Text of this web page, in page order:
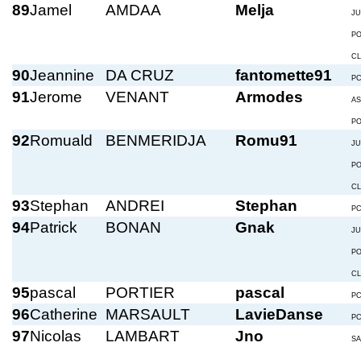
89Jamel AMDAA Melja
90Jeannine DA CRUZ fantomette91
91Jerome VENANT Armodes
92Romuald BENMERIDJA Romu91
93Stephan ANDREI Stephan
94Patrick BONAN Gnak
95pascal PORTIER pascal
96Catherine MARSAULT LavieDanse
97Nicolas LAMBART Jno